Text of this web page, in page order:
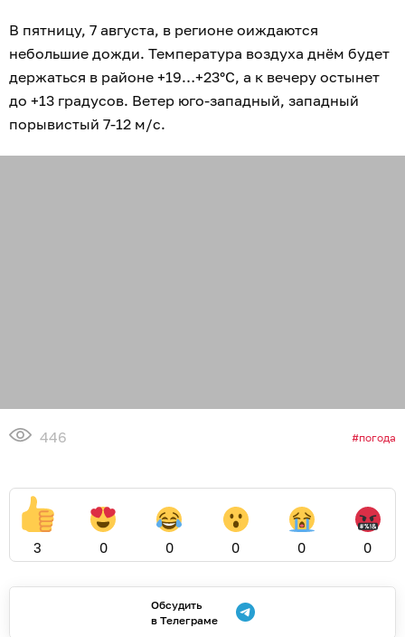
В пятницу, 7 августа, в регионе оиждаются
небольшие дожди. Температура воздуха днём будет
держаться в районе +19…+23°C, а к вечеру остынет
до +13 градусов. Ветер юго-западный, западный
порывистый 7-12 м/с.
446 погода
3 0 0 0 0 0
Обсудить
в Телеграме